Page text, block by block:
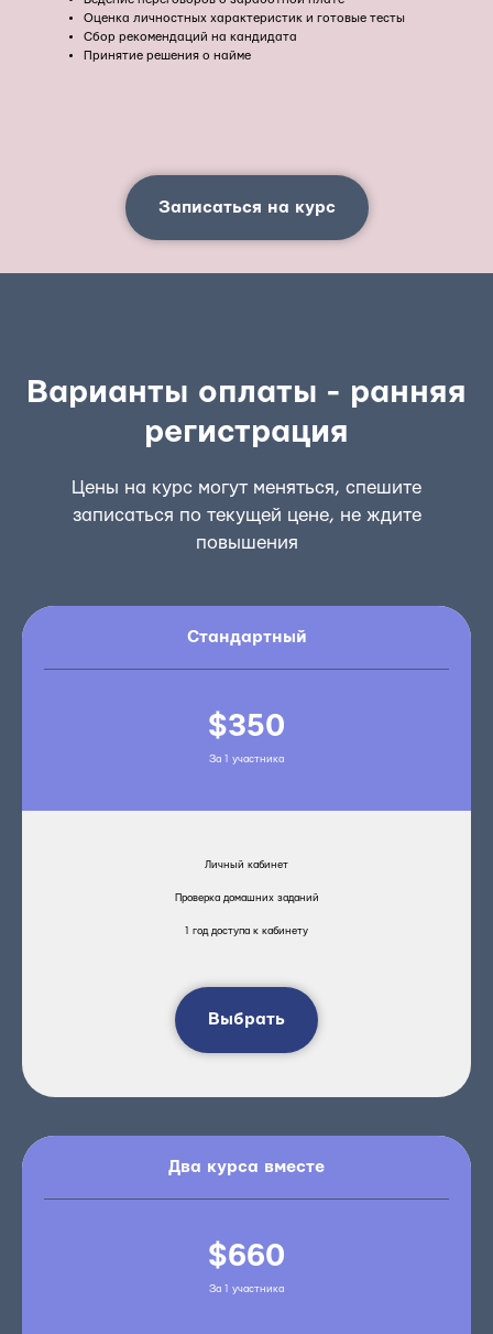
Оценка личностных характеристик и готовые тесты
Сбор рекомендаций на кандидата
Принятие решения о найме
Записаться на курс
Варианты оплаты - ранняя
регистрация
Цены на курс могут меняться, спешите
записаться по текущей цене, не ждите
повышения
Стандартный
$350
За 1 участника
Личный кабинет
Проверка домашних заданий
1 год доступа к кабинету
Выбрать
Два курса вместе
$660
За 1 участника